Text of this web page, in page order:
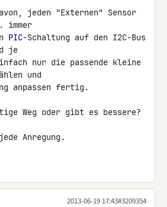
jeden "Externen" Sensor
immer
PIC-Schaltung auf den I2C-Bus
je
und
anpassen fertig.
Weg oder gibt es bessere?
Anregung.
2013-06-19 17:43#3209354